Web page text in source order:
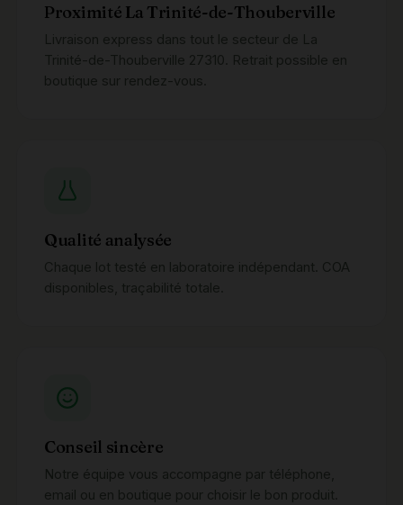
Proximité La Trinité-de-Thouberville
Livraison express dans tout le secteur de La
Trinité-de-Thouberville 27310. Retrait possible en
boutique sur rendez-vous.
Qualité analysée
Chaque lot testé en laboratoire indépendant. COA
disponibles, traçabilité totale.
Conseil sincère
Notre équipe vous accompagne par téléphone,
email ou en boutique pour choisir le bon produit.